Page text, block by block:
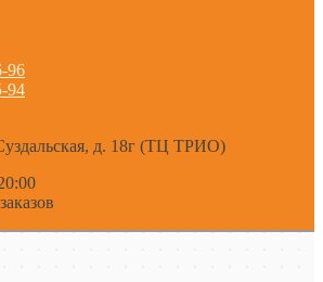
96
94
д. 18г (ТЦ ТРИО)